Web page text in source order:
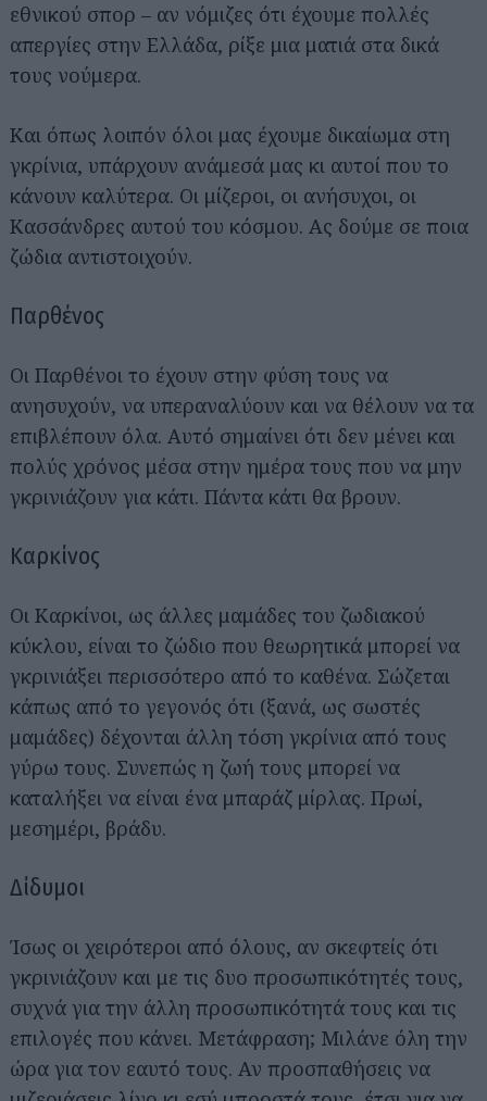
εθνικού σπορ – αν νόμιζες ότι έχουμε πολλές
απεργίες στην Ελλάδα, ρίξε μια ματιά στα δικά
τους νούμερα.
Και όπως λοιπόν όλοι μας έχουμε δικαίωμα στη
γκρίνια, υπάρχουν ανάμεσά μας κι αυτοί που το
κάνουν καλύτερα. Οι μίζεροι, οι ανήσυχοι, οι
Κασσάνδρες αυτού του κόσμου. Ας δούμε σε ποια
ζώδια αντιστοιχούν.
Παρθένος
Οι Παρθένοι το έχουν στην φύση τους να
ανησυχούν, να υπεραναλύουν και να θέλουν να τα
επιβλέπουν όλα. Αυτό σημαίνει ότι δεν μένει και
πολύς χρόνος μέσα στην ημέρα τους που να μην
γκρινιάζουν για κάτι. Πάντα κάτι θα βρουν.
Καρκίνος
Οι Καρκίνοι, ως άλλες μαμάδες του ζωδιακού
κύκλου, είναι το ζώδιο που θεωρητικά μπορεί να
γκρινιάξει περισσότερο από το καθένα. Σώζεται
κάπως από το γεγονός ότι (ξανά, ως σωστές
μαμάδες) δέχονται άλλη τόση γκρίνια από τους
γύρω τους. Συνεπώς η ζωή τους μπορεί να
καταλήξει να είναι ένα μπαράζ μίρλας. Πρωί,
μεσημέρι, βράδυ.
Δίδυμοι
Ίσως οι χειρότεροι από όλους, αν σκεφτείς ότι
γκρινιάζουν και με τις δυο προσωπικότητές τους,
συχνά για την άλλη προσωπικότητά τους και τις
επιλογές που κάνει. Μετάφραση; Μιλάνε όλη την
ώρα για τον εαυτό τους. Αν προσπαθήσεις να